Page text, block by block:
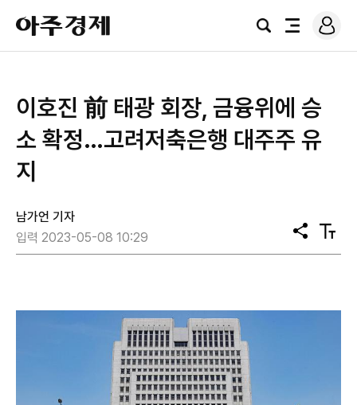
아
주
경
검
전
로
그
이호진 前 태광 회장, 금융위에 승
소 확정…고려저축은행 대주주 유
지
남가언 기자
입력 2023-05-08 10:29
공
유
텍
스